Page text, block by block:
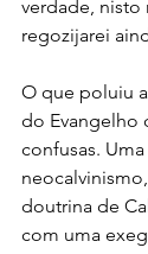
verdade, nisto
regozijarei
O que poluiu
do Evangelho
confusas.
doutrina de
com uma